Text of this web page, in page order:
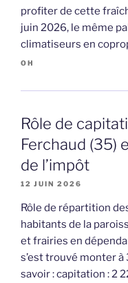
profiter de cette
juin 2026, le même
climatiseurs en
OH
Rôle de
Ferchaud (35)
de l’impôt
12 JUIN 2026
Rôle de répartition
habitants de la
et frairies en
s’est trouvé monter à
savoir : capitation : 2